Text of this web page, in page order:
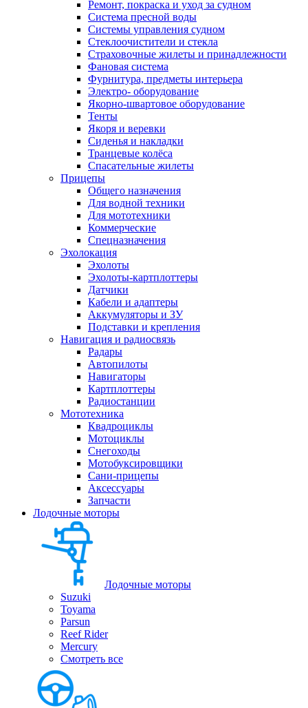
Ремонт, покраска и уход за судном
Система пресной воды
Системы управления судном
Стеклоочистители и стекла
Страховочные жилеты и принадлежности
Фановая система
Фурнитура, предметы интерьера
Электро- оборудование
Якорно-швартовое оборудование
Тенты
Якоря и веревки
Сиденья и накладки
Транцевые колёса
Спасательные жилеты
Прицепы
Общего назначения
Для водной техники
Для мототехники
Коммерческие
Спецназначения
Эхолокация
Эхолоты
Эхолоты-картплоттеры
Датчики
Кабели и адаптеры
Аккумуляторы и ЗУ
Подставки и крепления
Навигация и радиосвязь
Радары
Автопилоты
Навигаторы
Картплоттеры
Радиостанции
Мототехника
Квадроциклы
Мотоциклы
Снегоходы
Мотобуксировщики
Сани-прицепы
Аксессуары
Запчасти
Лодочные моторы
Лодочные моторы
Suzuki
Toyama
Parsun
Reef Rider
Mercury
Смотреть все